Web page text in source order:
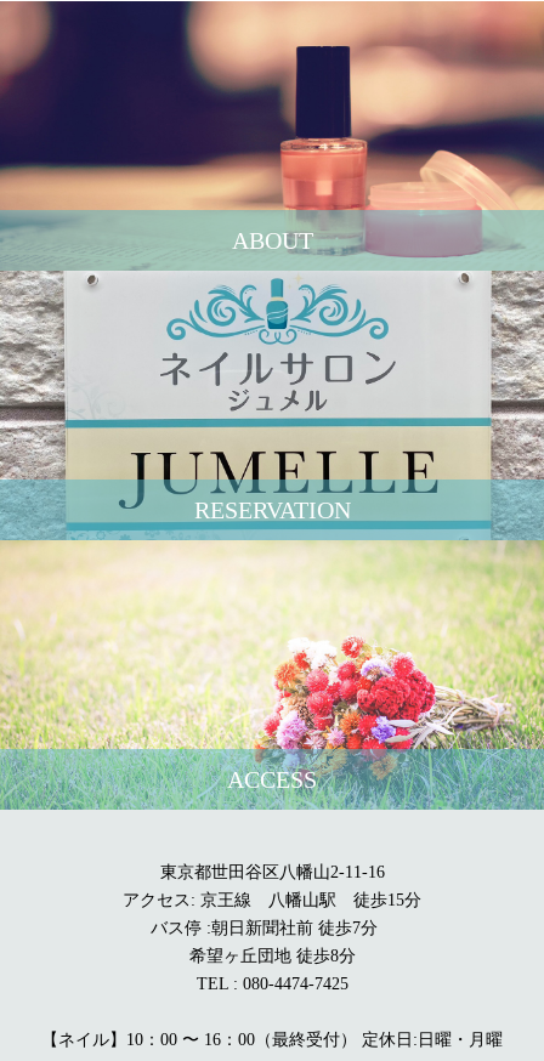
ABOUT
RESERVATION
ACCESS
東京都世田谷区八幡山2-11-16
アクセス: 京王線 八幡山駅 徒歩15分
バス停 :朝日新聞社前 徒歩7分
希望ヶ丘団地 徒歩8分
TEL : 080-4474-7425
【ネイル】10：00 〜 16：00（最終受付） 定休日:日曜・月曜